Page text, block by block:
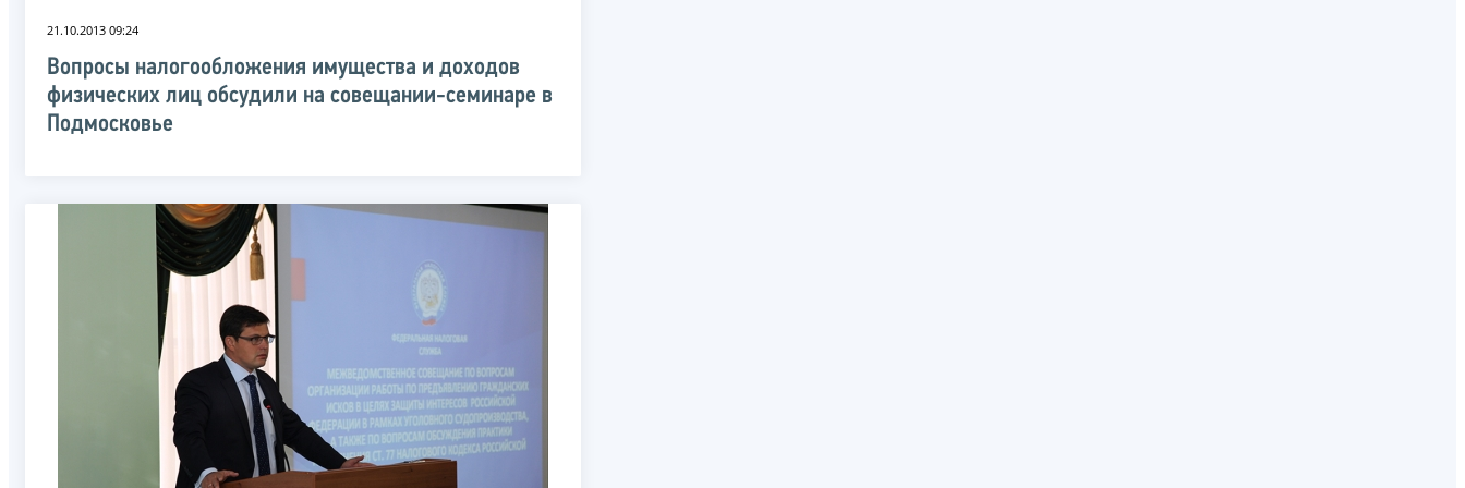
21.10.2013 09:24
Вопросы налогообложения имущества и доходов
физических лиц обсудили на совещании-семинаре в
Подмосковье